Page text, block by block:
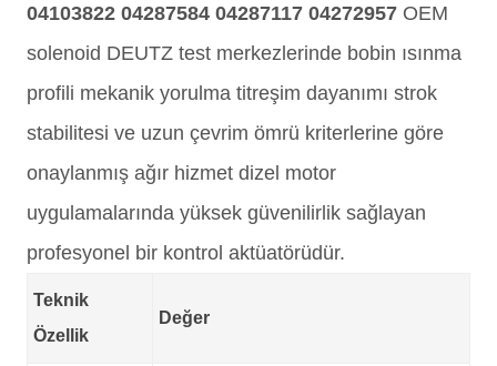
04103822 04287584 04287117 04272957 OEM
solenoid DEUTZ test merkezlerinde bobin ısınma
profili mekanik yorulma titreşim dayanımı strok
stabilitesi ve uzun çevrim ömrü kriterlerine göre
onaylanmış ağır hizmet dizel motor
uygulamalarında yüksek güvenilirlik sağlayan
profesyonel bir kontrol aktüatörüdür.
Teknik
Özellik
Değer